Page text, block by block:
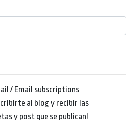
/ Email subscriptions
al blog y recibir las
y post que se publican!